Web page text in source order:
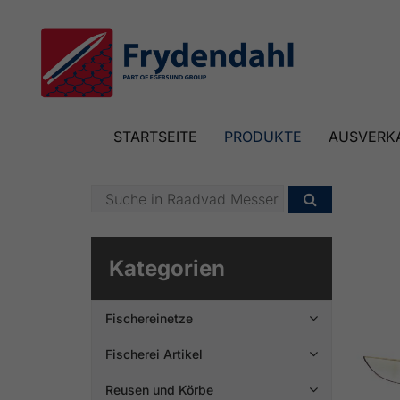
STARTSEITE PRODUKTE

Kategorien
Fischereinetze 
Fischerei Artikel 
Reusen und Körbe 